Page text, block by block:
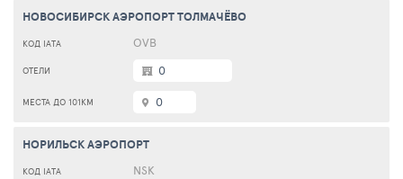
НОВОСИБИРСК АЭРОПОРТ ТОЛМАЧЁВО
OVB
0
0
НОРИЛЬСК АЭРОПОРТ
NSK